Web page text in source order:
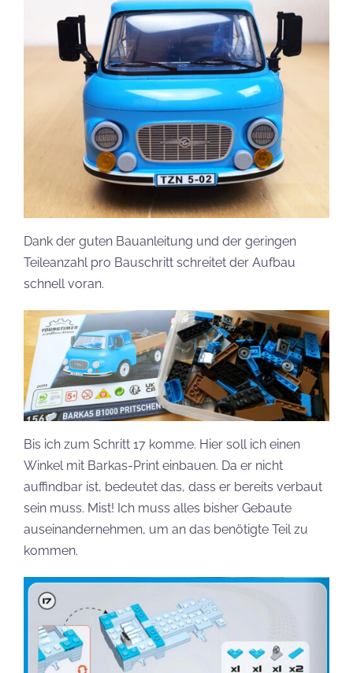
Dank der guten Bauanleitung und der geringen
Teileanzahl pro Bauschritt schreitet der Aufbau
schnell voran.
Bis ich zum Schritt 17 komme. Hier soll ich einen
Winkel mit Barkas-Print einbauen. Da er nicht
auffindbar ist, bedeutet das, dass er bereits verbaut
sein muss. Mist! Ich muss alles bisher Gebaute
auseinandernehmen, um an das benötigte Teil zu
kommen.